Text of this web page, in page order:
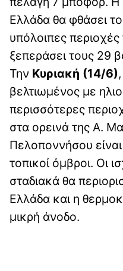
Ελλάδα θα φθάσει
υπόλοιπες
ξεπεράσει τους 29
Την Κυριακή (14/6)
βελτιωμένος με
περισσότερες
στα ορεινά της Α.
Πελοποννήσου
τοπικοί όμβροι. Οι
σταδιακά θα
Ελλάδα και η
μικρή άνοδο.